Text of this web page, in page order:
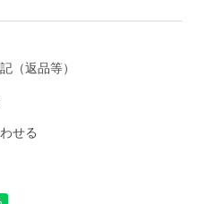
（返品等）
せる